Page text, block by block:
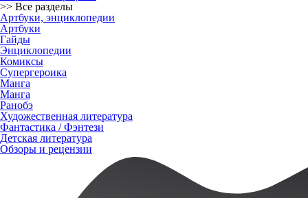
>> Все разделы
Артбуки, энциклопедии
Артбуки
Гайды
Энциклопедии
Комиксы
Супергероика
Манга
Манга
Ранобэ
Художественная литература
Фантастика / Фэнтези
Детская литература
Обзоры и рецензии